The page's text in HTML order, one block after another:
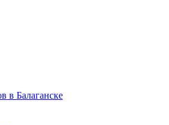
в Балаганске